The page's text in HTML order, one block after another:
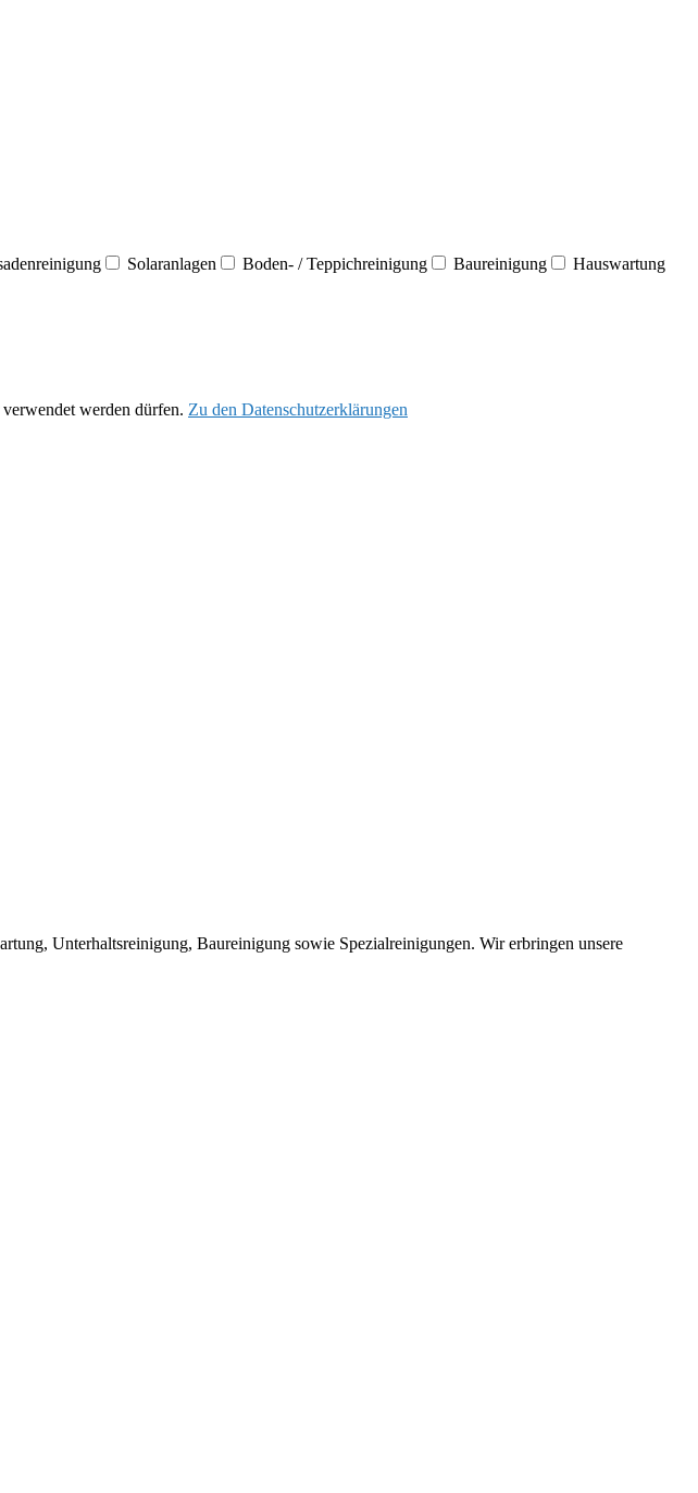
Solaranlagen Boden- / Teppichreinigung Baureinigung Hauswartung
werden dürfen. Zu den Datenschutzerklärungen
Unterhaltsreinigung, Baureinigung sowie Spezialreinigungen. Wir erbringen unsere